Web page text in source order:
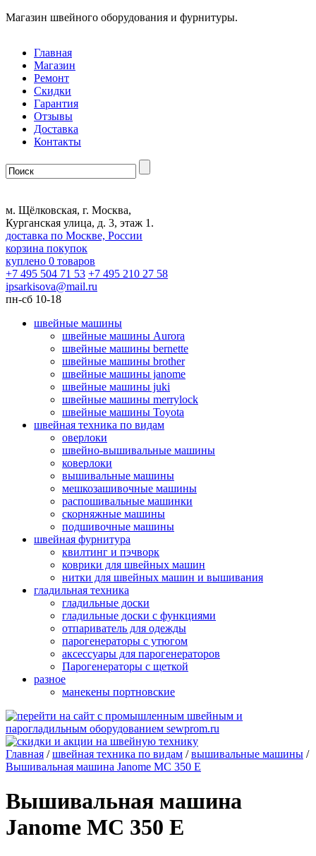
Магазин швейного оборудования и фурнитуры.
Главная
Магазин
Ремонт
Скидки
Гарантия
Отзывы
Доставка
Контакты
м. Щёлковская, г. Москва,
Курганская улица, д. 3, этаж 1.
доставка по Москве, России
корзина покупок
куплено 0 товаров
+7 495 504 71 53 +7 495 210 27 58
ipsarkisova@mail.ru
пн-сб 10-18
швейные машины
швейные машины Aurora
швейные машины bernette
швейные машины brother
швейные машины janome
швейные машины juki
швейные машины merrylock
швейные машины Toyota
швейная техника по видам
оверлоки
швейно-вышивальные машины
коверлоки
вышивальные машины
мешкозашивочные машины
распошивальные машинки
скорняжные машины
подшивочные машины
швейная фурнитура
квилтинг и пэчворк
коврики для швейных машин
нитки для швейных машин и вышивания
гладильная техника
гладильные доски
гладильные доски с функциями
отпариватель для одежды
парогенераторы с утюгом
аксессуары для парогенераторов
Парогенераторы с щеткой
разное
манекены портновские
Главная /швейная техника по видам /вышивальные машины /
Вышивальная машина Janome MC 350 E
Вышивальная машина
Janome MC 350 E